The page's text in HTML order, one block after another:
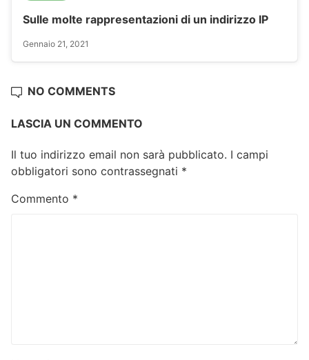
Sulle molte rappresentazioni di un indirizzo IP
Gennaio 21, 2021
NO COMMENTS
LASCIA UN COMMENTO
Il tuo indirizzo email non sarà pubblicato. I campi
obbligatori sono contrassegnati *
Commento *